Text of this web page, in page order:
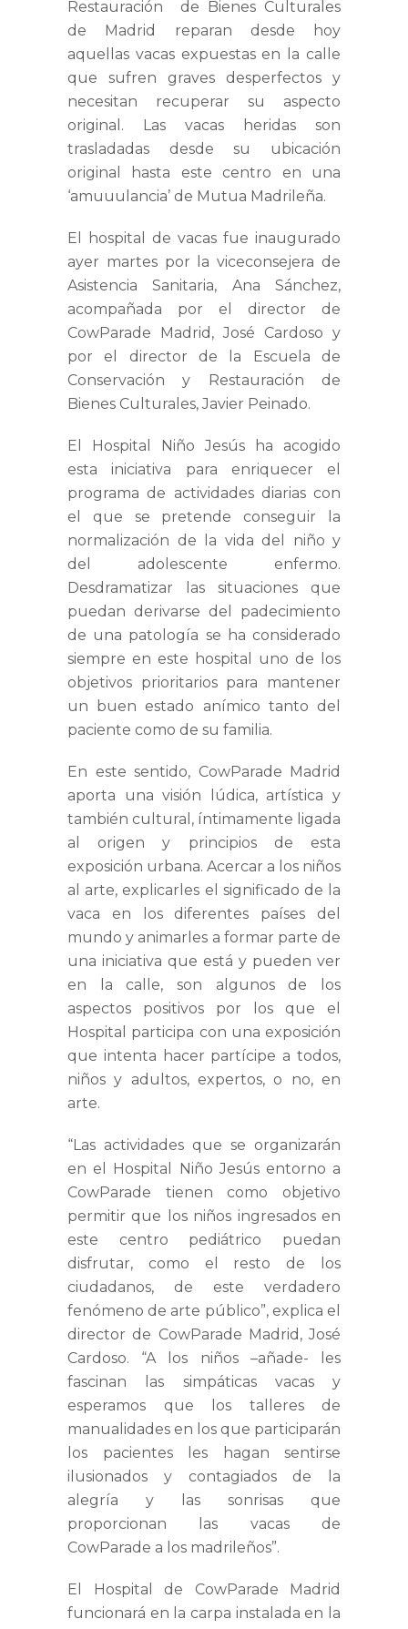
Restauración de Bienes Culturales
de Madrid reparan desde hoy
aquellas vacas expuestas en la calle
que sufren graves desperfectos y
necesitan recuperar su aspecto
original. Las vacas heridas son
trasladadas desde su ubicación
original hasta este centro en una
‘amuuulancia’ de Mutua Madrileña.
El hospital de vacas fue inaugurado
ayer martes por la viceconsejera de
Asistencia Sanitaria, Ana Sánchez,
acompañada por el director de
CowParade Madrid, José Cardoso y
por el director de la Escuela de
Conservación y Restauración de
Bienes Culturales, Javier Peinado.
El Hospital Niño Jesús ha acogido
esta iniciativa para enriquecer el
programa de actividades diarias con
el que se pretende conseguir la
normalización de la vida del niño y
del adolescente enfermo.
Desdramatizar las situaciones que
puedan derivarse del padecimiento
de una patología se ha considerado
siempre en este hospital uno de los
objetivos prioritarios para mantener
un buen estado anímico tanto del
paciente como de su familia.
En este sentido, CowParade Madrid
aporta una visión lúdica, artística y
también cultural, íntimamente ligada
al origen y principios de esta
exposición urbana. Acercar a los niños
al arte, explicarles el significado de la
vaca en los diferentes países del
mundo y animarles a formar parte de
una iniciativa que está y pueden ver
en la calle, son algunos de los
aspectos positivos por los que el
Hospital participa con una exposición
que intenta hacer partícipe a todos,
niños y adultos, expertos, o no, en
arte.
“Las actividades que se organizarán
en el Hospital Niño Jesús entorno a
CowParade tienen como objetivo
permitir que los niños ingresados en
este centro pediátrico puedan
disfrutar, como el resto de los
ciudadanos, de este verdadero
fenómeno de arte público”, explica el
director de CowParade Madrid, José
Cardoso. “A los niños –añade- les
fascinan las simpáticas vacas y
esperamos que los talleres de
manualidades en los que participarán
los pacientes les hagan sentirse
ilusionados y contagiados de la
alegría y las sonrisas que
proporcionan las vacas de
CowParade a los madrileños”.
El Hospital de CowParade Madrid
funcionará en la carpa instalada en la